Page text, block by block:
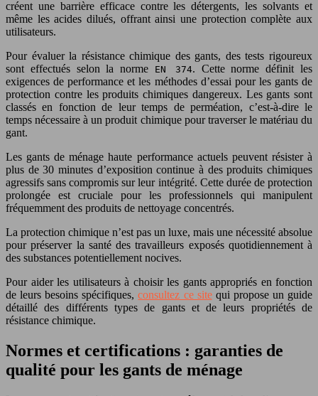
créent une barrière efficace contre les détergents, les solvants et
même les acides dilués, offrant ainsi une protection complète aux
utilisateurs.
Pour évaluer la résistance chimique des gants, des tests rigoureux
sont effectués selon la norme
EN 374. Cette norme définit les
exigences de performance et les méthodes d’essai pour les gants de
protection contre les produits chimiques dangereux. Les gants sont
classés en fonction de leur temps de perméation, c’est-à-dire le
temps nécessaire à un produit chimique pour traverser le matériau du
gant.
Les gants de ménage haute performance actuels peuvent résister à
plus de 30 minutes d’exposition continue à des produits chimiques
agressifs sans compromis sur leur intégrité. Cette durée de protection
prolongée est cruciale pour les professionnels qui manipulent
fréquemment des produits de nettoyage concentrés.
La protection chimique n’est pas un luxe, mais une nécessité absolue
pour préserver la santé des travailleurs exposés quotidiennement à
des substances potentiellement nocives.
Pour aider les utilisateurs à choisir les gants appropriés en fonction
de leurs besoins spécifiques,consultez ce sitequi propose un guide
détaillé des différents types de gants et de leurs propriétés de
résistance chimique.
Normes et certifications : garanties de
qualité pour les gants de ménage